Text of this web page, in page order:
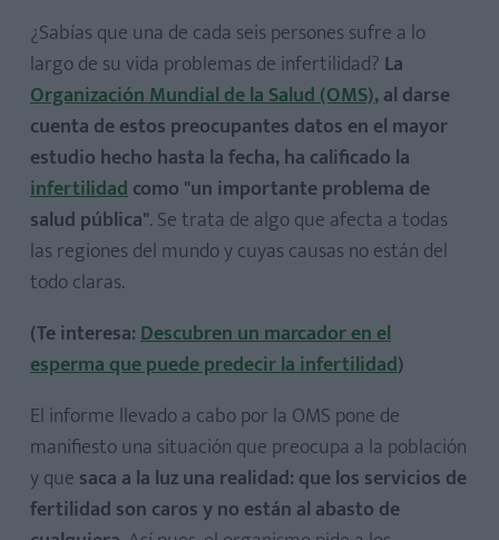
¿Sabías que una de cada seis persones sufre a lo
largo de su vida problemas de infertilidad? La
Organización Mundial de la Salud (OMS), al darse
cuenta de estos preocupantes datos en el mayor
estudio hecho hasta la fecha, ha calificado la
infertilidadcomo "un importante problema de
salud pública". Se trata de algo que afecta a todas
las regiones del mundo y cuyas causas no están del
todo claras.
(Te interesa:Descubren un marcador en el
esperma que puede predecir la infertilidad)
El informe llevado a cabo por la OMS pone de
manifiesto una situación que preocupa a la población
y que saca a la luz una realidad: que los servicios de
fertilidad son caros y no están al abasto de